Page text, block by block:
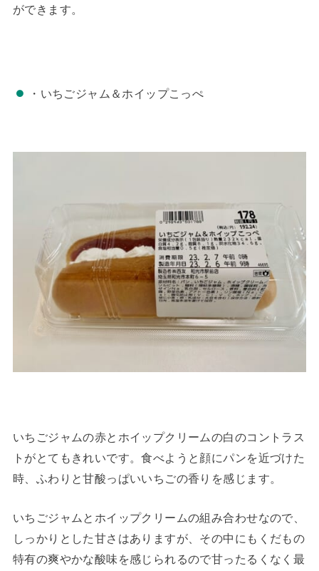
ができます。
・いちごジャム＆ホイップこっぺ
いちごジャムの赤とホイップクリームの白のコントラス
トがとてもきれいです。食べようと顔にパンを近づけた
時、ふわりと甘酸っぱいいちごの香りを感じます。
いちごジャムとホイップクリームの組み合わせなので、
しっかりとした甘さはありますが、その中にもくだもの
特有の爽やかな酸味を感じられるので甘ったるくなく最